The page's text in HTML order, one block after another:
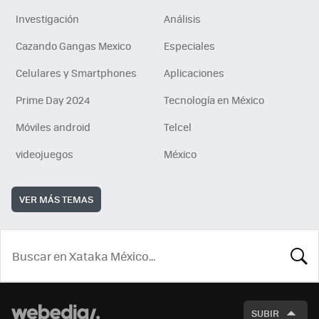
Investigación
Análisis
Cazando Gangas Mexico
Especiales
Celulares y Smartphones
Aplicaciones
Prime Day 2024
Tecnología en México
Móviles android
Telcel
videojuegos
México
VER MÁS TEMAS
SUBIR